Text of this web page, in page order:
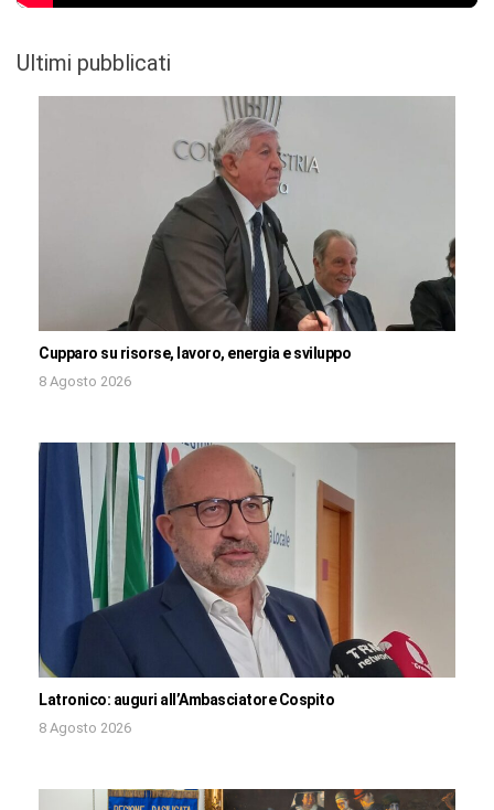
Ultimi pubblicati
Cupparo su risorse, lavoro, energia e sviluppo
8 Agosto 2026
Latronico: auguri all’Ambasciatore Cospito
8 Agosto 2026